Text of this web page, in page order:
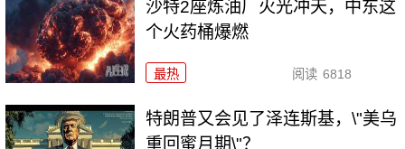
沙特2座炼油厂火光冲天，中东这
个火药桶爆燃
最热 阅读 6818
特朗普又会见了泽连斯基，\"美乌
重回蜜月期\"？